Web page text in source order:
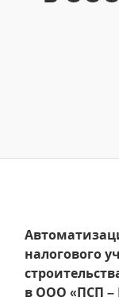
налогового
в ООО «ПСП –